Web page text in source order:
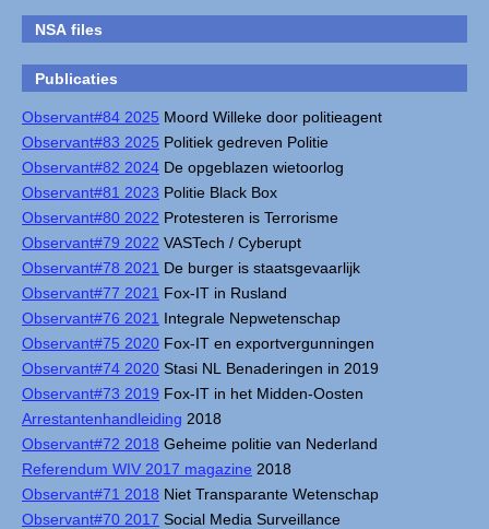
NSA files
Publicaties
Observant#84 2025 Moord Willeke door politieagent
Observant#83 2025 Politiek gedreven Politie
Observant#82 2024 De opgeblazen wietoorlog
Observant#81 2023 Politie Black Box
Observant#80 2022 Protesteren is Terrorisme
Observant#79 2022 VASTech / Cyberupt
Observant#78 2021 De burger is staatsgevaarlijk
Observant#77 2021 Fox-IT in Rusland
Observant#76 2021 Integrale Nepwetenschap
Observant#75 2020 Fox-IT en exportvergunningen
Observant#74 2020 Stasi NL Benaderingen in 2019
Observant#73 2019 Fox-IT in het Midden-Oosten
Arrestantenhandleiding 2018
Observant#72 2018 Geheime politie van Nederland
Referendum WIV 2017 magazine 2018
Observant#71 2018 Niet Transparante Wetenschap
Observant#70 2017 Social Media Surveillance